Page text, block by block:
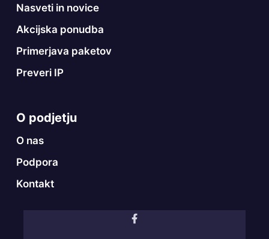
Nasveti in novice
Akcijska ponudba
Primerjava paketov
Preveri IP
O podjetju
O nas
Podpora
Kontakt